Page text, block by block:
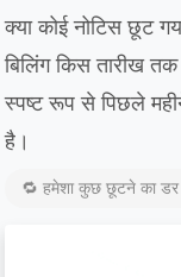
क्या कोई नोटिस छूट
बिलिंग किस तारीख
स्पष्ट रूप से पिछले
है।
🔁 हमेशा कुछ छूटने का डर